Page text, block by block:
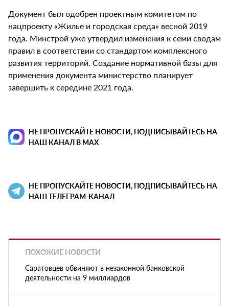
Документ был одобрен проектным комитетом по
нацпроекту «Жилье и городская среда» весной 2019
года. Минстрой уже утвердил изменения к семи сводам
правил в соответствии со стандартом комплексного
развития территорий. Создание нормативной базы для
применения документа министерство планирует
завершить к середине 2021 года.
НЕ ПРОПУСКАЙТЕ НОВОСТИ, ПОДПИСЫВАЙТЕСЬ НА
НАШ КАНАЛ В MAX
НЕ ПРОПУСКАЙТЕ НОВОСТИ, ПОДПИСЫВАЙТЕСЬ НА
НАШ ТЕЛЕГРАМ-КАНАЛ
ПОХОЖИЕ НОВОСТИ
Саратовцев обвиняют в незаконной банковской
деятельности на 9 миллиардов